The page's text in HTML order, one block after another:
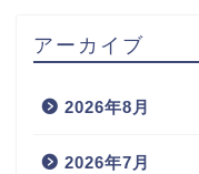
アーカイブ
2026年8月
2026年7月